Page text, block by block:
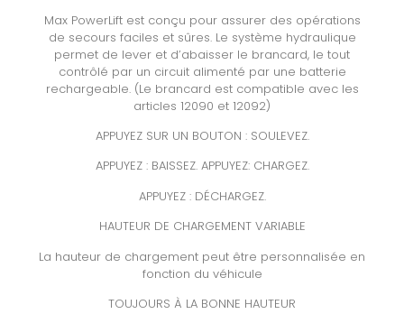
Max PowerLift est conçu pour assurer des opérations
de secours faciles et sûres. Le système hydraulique
permet de lever et d’abaisser le brancard, le tout
contrôlé par un circuit alimenté par une batterie
rechargeable. (Le brancard est compatible avec les
articles 12090 et 12092)
APPUYEZ SUR UN BOUTON : SOULEVEZ.
APPUYEZ : BAISSEZ. APPUYEZ: CHARGEZ.
APPUYEZ : DÉCHARGEZ.
HAUTEUR DE CHARGEMENT VARIABLE
La hauteur de chargement peut être personnalisée en
fonction du véhicule
TOUJOURS À LA BONNE HAUTEUR